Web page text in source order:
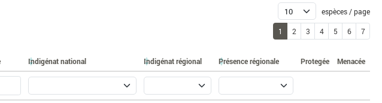
espèces / page
1 2 3 4 5 6 7
Indigénat national Indigénat régional Présence régionale Protegée Menacée